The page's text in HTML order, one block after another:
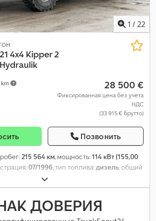
1 / 22
km
4x4 Kipper 2
28 500 €
Фиксированная цена без учета
НДС
(33 915 € брутто)
Позвонить
215 564 км, мощность:114 кВт (155,00
07/1996, тип топлива:дизель, общий
, тип передачи:
мест:2, общая длина:5 310 мм,
300 мм , общая высота:3 030 мм,
привод,
ДОВЕРИЯ